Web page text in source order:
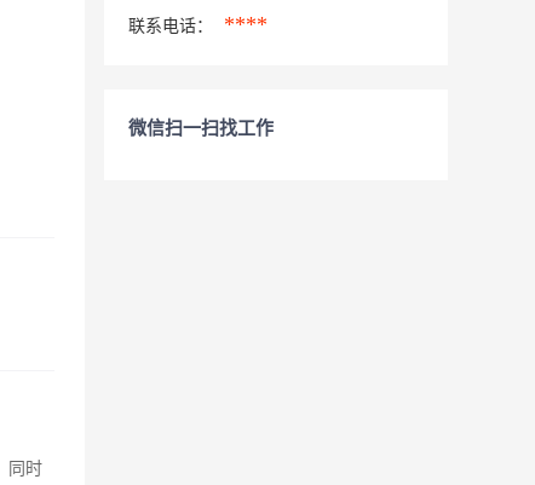
同时
联系电话： ****
微信扫一扫找工作